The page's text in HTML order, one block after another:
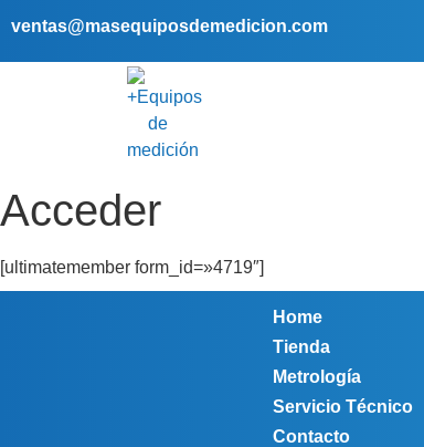
ventas@masequiposdemedicion.com
Acceder
[ultimatemember form_id=»4719″]
Home
Tienda
Metrología
Servicio Técnico
Contacto